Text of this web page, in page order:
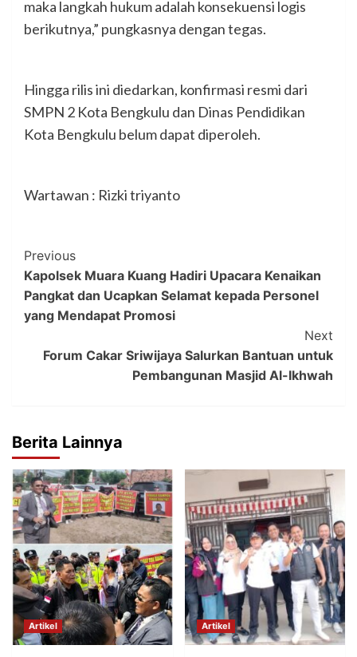
maka langkah hukum adalah konsekuensi logis
berikutnya,” pungkasnya dengan tegas.
Hingga rilis ini diedarkan, konfirmasi resmi dari
SMPN 2 Kota Bengkulu dan Dinas Pendidikan
Kota Bengkulu belum dapat diperoleh.
Wartawan : Rizki triyanto
Post
Navigation
Previous
Kapolsek Muara Kuang Hadiri Upacara Kenaikan
Pangkat dan Ucapkan Selamat kepada Personel
yang Mendapat Promosi
Next
Forum Cakar Sriwijaya Salurkan Bantuan untuk
Pembangunan Masjid Al-Ikhwah
Berita Lainnya
Artikel Artikel